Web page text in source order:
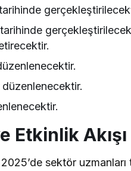
Etkinlik Akışı
sektör